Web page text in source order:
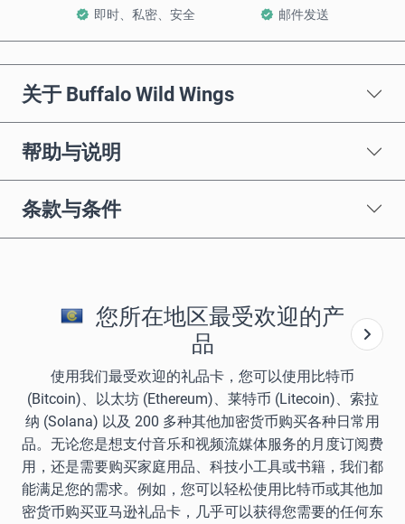
即时、私密、安全 邮件发送
关于 Buffalo Wild Wings
帮助与说明
条款与条件
您所在地区最受欢迎的产
品
使用我们最受欢迎的礼品卡，您可以使用比特币
(Bitcoin)、以太坊 (Ethereum)、莱特币 (Litecoin)、索拉
纳 (Solana) 以及 200 多种其他加密货币购买各种日常用
品。无论您是想支付音乐和视频流媒体服务的月度订阅费
用，还是需要购买家庭用品、科技小工具或书籍，我们都
能满足您的需求。例如，您可以轻松使用比特币或其他加
密货币购买亚马逊礼品卡，几乎可以获得您需要的任何东